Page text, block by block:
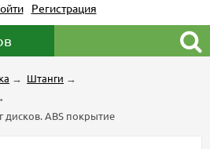
Регистрация
→ Штанги →
дисков. ABS покрытие